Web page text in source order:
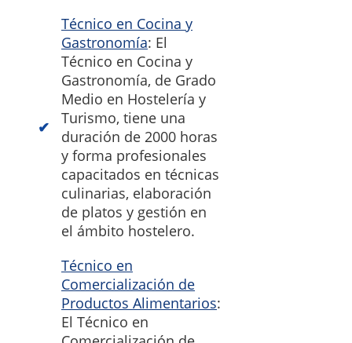
Técnico en Cocina y
Gastronomía: El
Técnico en Cocina y
Gastronomía, de Grado
Medio en Hostelería y
Turismo, tiene una
duración de 2000 horas
y forma profesionales
capacitados en técnicas
culinarias, elaboración
de platos y gestión en
el ámbito hostelero.
Técnico en
Comercialización de
Productos Alimentarios:
El Técnico en